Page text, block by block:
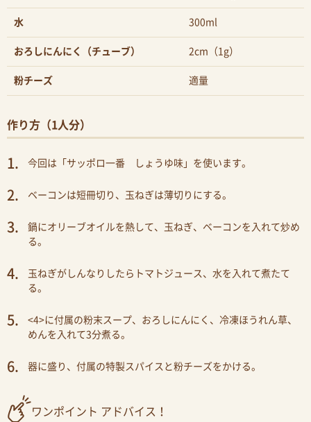
水 300ml
おろしにんにく（チューブ） 2cm（1g）
粉チーズ 適量
作り方（1人分）
今回は「サッポロ一番 しょうゆ味」を使います。
ベーコンは短冊切り、玉ねぎは薄切りにする。
鍋にオリーブオイルを熱して、玉ねぎ、ベーコンを入れて炒め
る。
玉ねぎがしんなりしたらトマトジュース、水を入れて煮たて
る。
<4>に付属の粉末スープ、おろしにんにく、冷凍ほうれん草、
めんを入れて3分煮る。
器に盛り、付属の特製スパイスと粉チーズをかける。
ワンポイント アドバイス！